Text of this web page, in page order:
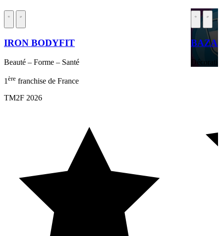
IRON BODYFIT
Beauté – Forme – Santé
1 ère franchise de France
TM2F 2026